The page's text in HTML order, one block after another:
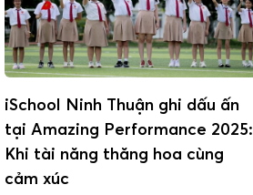
iSchool Ninh Thuận ghi dấu ấn
tại Amazing Performance 2025:
Khi tài năng thăng hoa cùng
cảm xúc